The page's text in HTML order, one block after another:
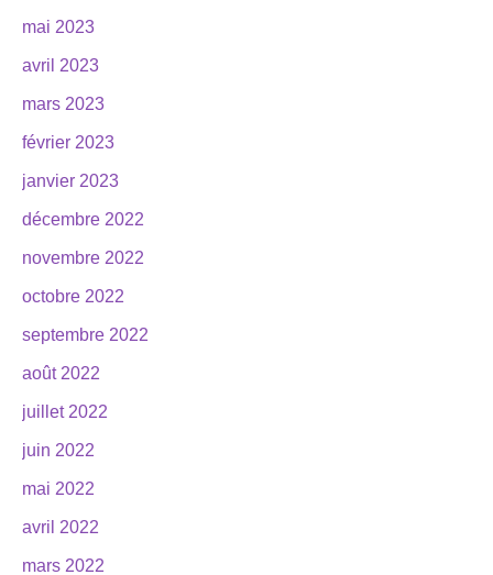
mai 2023
avril 2023
mars 2023
février 2023
janvier 2023
décembre 2022
novembre 2022
octobre 2022
septembre 2022
août 2022
juillet 2022
juin 2022
mai 2022
avril 2022
mars 2022